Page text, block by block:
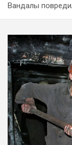
Вандалы